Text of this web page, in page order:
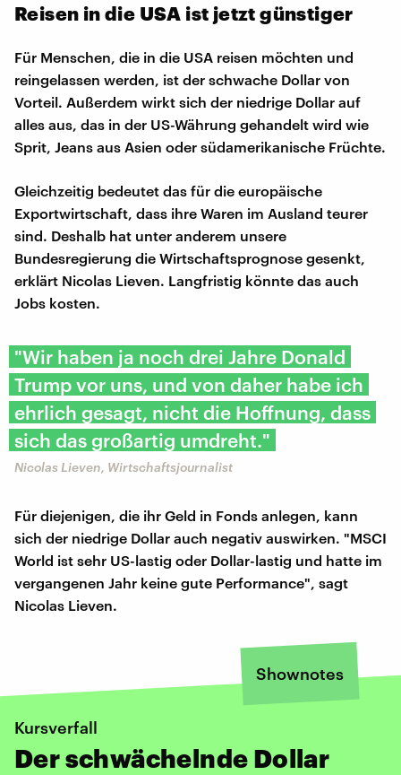
Reisen in die USA ist jetzt günstiger
Für Menschen, die in die USA reisen möchten und
reingelassen werden, ist der schwache Dollar von
Vorteil. Außerdem wirkt sich der niedrige Dollar auf
alles aus, das in der US-Währung gehandelt wird wie
Sprit, Jeans aus Asien oder südamerikanische Früchte.
Gleichzeitig bedeutet das für die europäische
Exportwirtschaft, dass ihre Waren im Ausland teurer
sind. Deshalb hat unter anderem unsere
Bundesregierung die Wirtschaftsprognose gesenkt,
erklärt Nicolas Lieven. Langfristig könnte das auch
Jobs kosten.
"Wir haben ja noch drei Jahre Donald
Trump vor uns, und von daher habe ich
ehrlich gesagt, nicht die Hoffnung, dass
sich das großartig umdreht."
Nicolas Lieven, Wirtschaftsjournalist
Für diejenigen, die ihr Geld in Fonds anlegen, kann
sich der niedrige Dollar auch negativ auswirken. "MSCI
World ist sehr US-lastig oder Dollar-lastig und hatte im
vergangenen Jahr keine gute Performance", sagt
Nicolas Lieven.
Shownotes
Kursverfall
Der schwächelnde Dollar